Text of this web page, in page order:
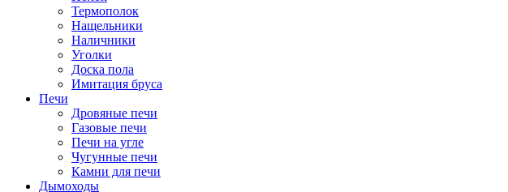
Термополок
Нащельники
Наличники
Уголки
Доска пола
Имитация бруса
Печи
Дровяные печи
Газовые печи
Печи на угле
Чугунные печи
Камни для печи
Дымоходы